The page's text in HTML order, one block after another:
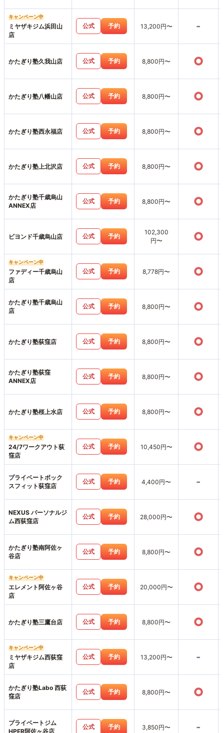
キャンペーン中
ミヤザキジム浜田山
店
公式 予約 13,200円〜 -
かたぎり塾久我山店 公式 予約 8,800円〜 ○
かたぎり塾八幡山店 公式 予約 8,800円〜 ○
かたぎり塾西永福店 公式 予約 8,800円〜 ○
かたぎり塾上北沢店 公式 予約 8,800円〜 ○
かたぎり塾千歳烏山
ANNEX店
公式 予約 8,800円〜 ○
ビヨンド千歳烏山店 公式 予約
102,300
円〜
○
キャンペーン中
ファディー千歳烏山
店
公式 予約 8,778円〜 ○
かたぎり塾千歳烏山
店
公式 予約 8,800円〜 ○
かたぎり塾荻窪店 公式 予約 8,800円〜 ○
かたぎり塾荻窪
ANNEX店
公式 予約 8,800円〜 ○
かたぎり塾桜上水店 公式 予約 8,800円〜 ○
キャンペーン中
24/7ワークアウト荻
窪店
公式 予約 10,450円〜 ○
プライベートボック
スフィット荻窪店
公式 予約 4,400円〜 -
NEXUS パーソナルジ
ム西荻窪店
公式 予約 28,000円〜 ○
かたぎり塾南阿佐ヶ
谷店
公式 予約 8,800円〜 ○
キャンペーン中
エレメント阿佐ヶ谷
店
公式 予約 20,000円〜 ○
かたぎり塾三鷹台店 公式 予約 8,800円〜 ○
キャンペーン中
ミヤザキジム西荻窪
店
公式 予約 13,200円〜 -
かたぎり塾Labo 西荻
窪店
公式 予約 8,800円〜 ○
プライベートジム
HPER阿佐ヶ谷店
公式 予約 3,850円〜 -